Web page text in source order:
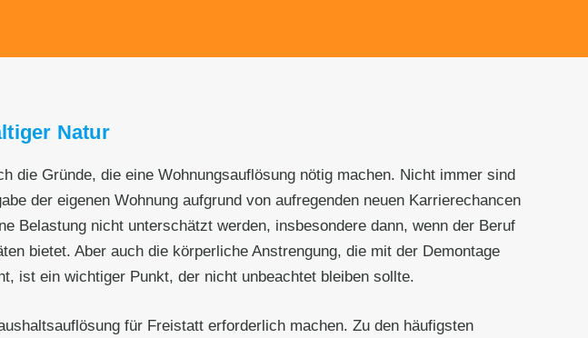
Natur
die Gründe, die eine Wohnungsauflösung nötig machen. Nicht immer sind
der eigenen Wohnung aufgrund von aufregenden neuen Karrierechancen
Belastung nicht unterschätzt werden, insbesondere dann, wenn der Beruf
bietet. Aber auch die körperliche Anstrengung, die mit der Demontage
ist ein wichtiger Punkt, der nicht unbeachtet bleiben sollte.
für Freistatt erforderlich machen. Zu den häufigsten